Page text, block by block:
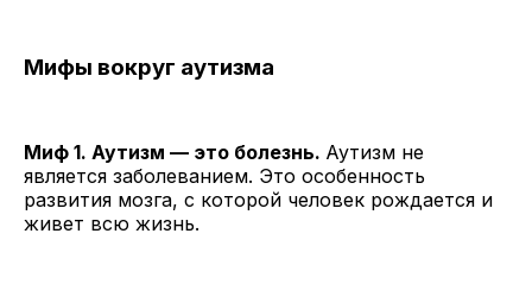
Мифы вокруг аутизма
Миф 1. Аутизм — это болезнь. Аутизм не
является заболеванием. Это особенность
развития мозга, с которой человек рождается и
живет всю жизнь.